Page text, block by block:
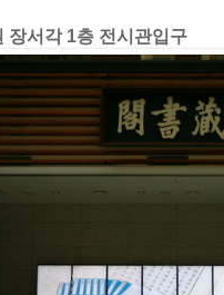
장서각 1층 전시관입구